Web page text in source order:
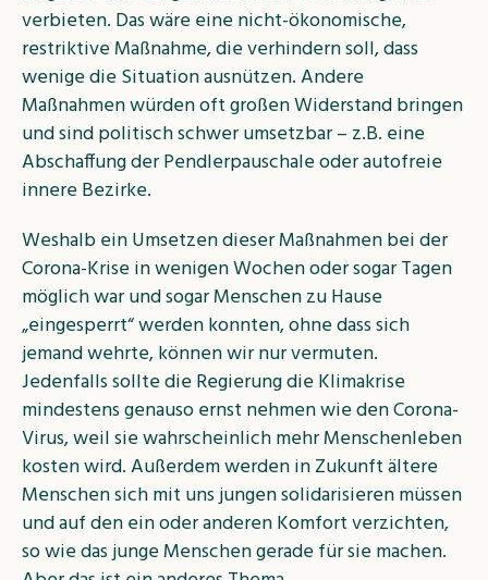
verbieten. Das wäre eine nicht-ökonomische,
restriktive Maßnahme, die verhindern soll, dass
wenige die Situation ausnützen. Andere
Maßnahmen würden oft großen Widerstand bringen
und sind politisch schwer umsetzbar – z.B. eine
Abschaffung der Pendlerpauschale oder autofreie
innere Bezirke.
Weshalb ein Umsetzen dieser Maßnahmen bei der
Corona-Krise in wenigen Wochen oder sogar Tagen
möglich war und sogar Menschen zu Hause
„eingesperrt“ werden konnten, ohne dass sich
jemand wehrte, können wir nur vermuten.
Jedenfalls sollte die Regierung die Klimakrise
mindestens genauso ernst nehmen wie den Corona-
Virus, weil sie wahrscheinlich mehr Menschenleben
kosten wird. Außerdem werden in Zukunft ältere
Menschen sich mit uns jungen solidarisieren müssen
und auf den ein oder anderen Komfort verzichten,
so wie das junge Menschen gerade für sie machen.